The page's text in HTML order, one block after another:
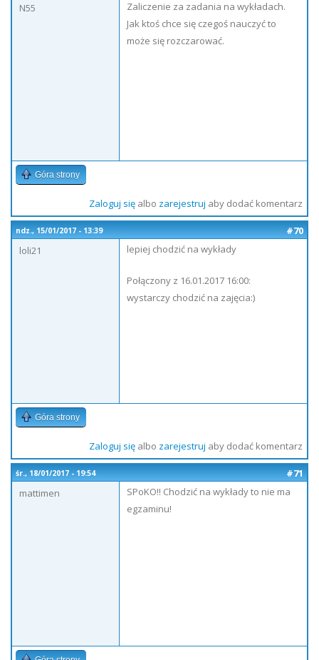
N55
Zaliczenie za zadania na wykładach.
Jak ktoś chce się czegoś nauczyć to
może się rozczarować.
Góra strony
Zaloguj sięalbo zarejestruj aby dodać komentarz
ndz., 15/01/2017 - 13:39
#70
loli21
lepiej chodzić na wykłady
Połączony z 16.01.2017 16:00:
wystarczy chodzić na zajęcia:)
Góra strony
Zaloguj sięalbo zarejestruj aby dodać komentarz
śr., 18/01/2017 - 19:54
#71
mattimen
SPoKO!! Chodzić na wykłady to nie ma
egzaminu!